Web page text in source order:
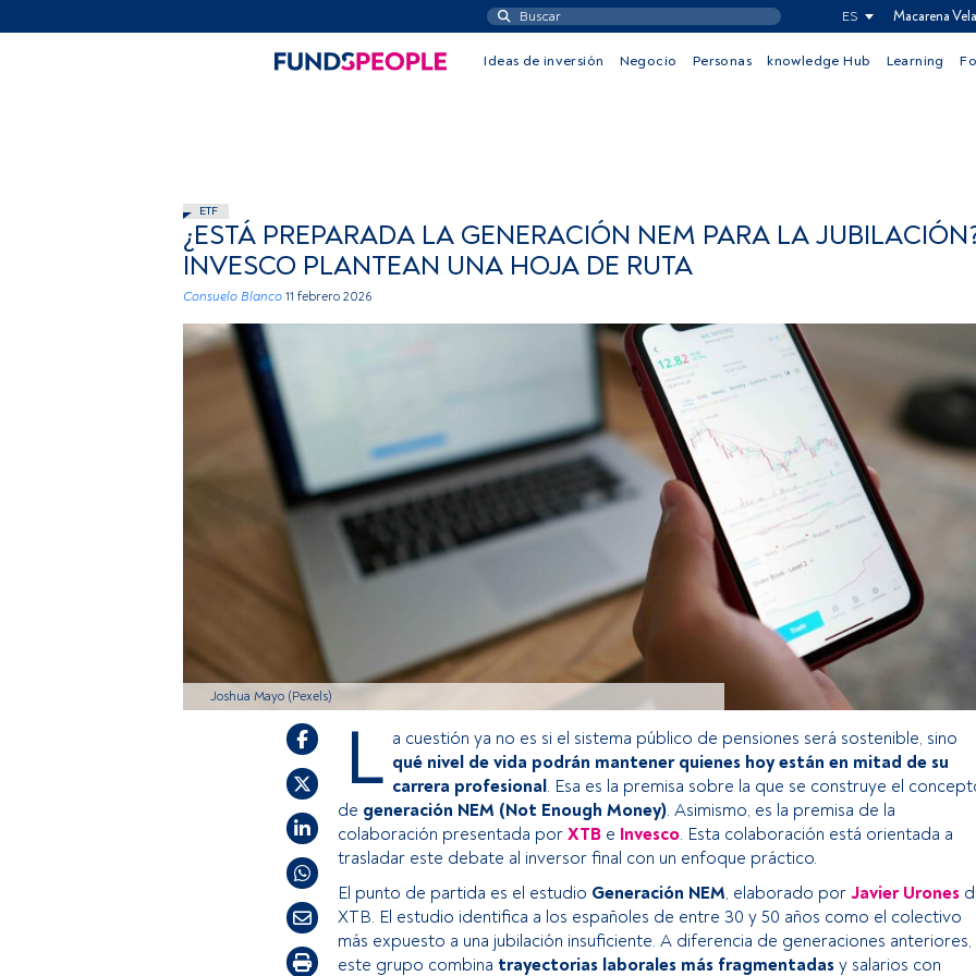
ES Macarena
Ideas de inversión Negocio Personas knowledge Hub Learning
ETF
¿ESTÁ PREPARADA LA GENERACIÓN NEM PARA LA
INVESCO PLANTEAN UNA HOJA DE RUTA
Consuelo Blanco 11 febrero 2026
Joshua Mayo (Pexels)
L a cuestión ya no es si el sistema público de pensiones será sostenible, sino
qué nivel de vida podrán mantener quienes hoy están en mitad de su
carrera profesional. Esa es la premisa sobre la que se construye el
de generación NEM (Not Enough Money). Asimismo, es la premisa de la
colaboración presentada por XTB e Invesco. Esta colaboración está orientada a
trasladar este debate al inversor final con un enfoque práctico.
El punto de partida es el estudio Generación NEM, elaborado por Javier Urones
XTB. El estudio identifica a los españoles de entre 30 y 50 años como el colectivo
más expuesto a una jubilación insuficiente. A diferencia de generaciones anteriores,
este grupo combina trayectorias laborales más fragmentadas y salarios con